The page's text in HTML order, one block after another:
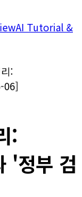
AI Tutorial &
:
06]
:
'정부 검